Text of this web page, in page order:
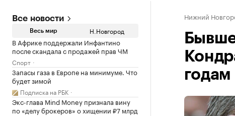
Все новости
Весь мир Н.Новгород
В Африке поддержали Инфантино
после скандала с продажей прав ЧМ
Спорт
Запасы газа в Европе на минимуме. Что
будет зимой
Подписка на РБК
Экс-глава Mind Money признала вину
по «делу брокеров» о хищении ₽7 млрд
Нижний